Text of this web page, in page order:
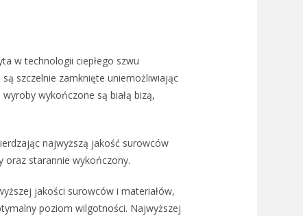
w technologii ciepłego szwu
szczelnie zamknięte uniemożliwiając
wykończone są białą bizą,
najwyższą jakość surowców
oraz starannie wykończony.
jakości surowców i materiałów,
poziom wilgotności. Najwyższej